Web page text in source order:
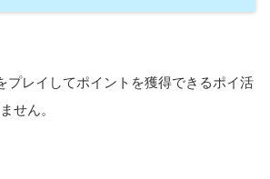
プレイしてポイントを獲得できるポイ活
せん。